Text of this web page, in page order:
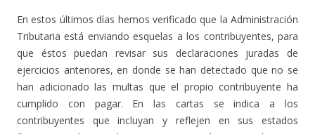
En estos últimos días hemos verificado que la Administración
Tributaria está enviando esquelas a los contribuyentes, para
que éstos puedan revisar sus declaraciones juradas de
ejercicios anteriores, en donde se han detectado que no se
han adicionado las multas que el propio contribuyente ha
cumplido con pagar. En las cartas se indica a los
contribuyentes que incluyan y reflejen en sus estados